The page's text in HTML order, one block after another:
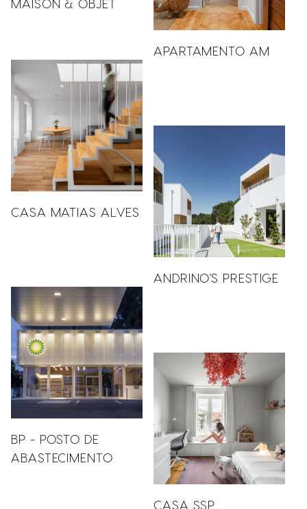
MAISON & OBJET
APARTAMENTO AM
CASA MATIAS ALVES
ANDRINO'S PRESTIGE
BP - POSTO DE
ABASTECIMENTO
CASA SSP